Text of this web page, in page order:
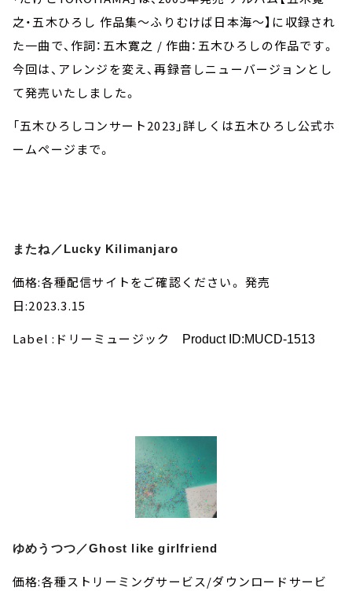
之・五木ひろし 作品集～ふりむけば日本海～】に収録され
た一曲で、作詞：五木寛之 / 作曲：五木ひろしの作品です。
今回は、アレンジを変え、再録音しニューバージョンとし
て発売いたしました。
「五木ひろしコンサート2023」詳しくは五木ひろし公式ホ
ームページまで。
またね／Lucky Kilimanjaro
価格:各種配信サイトをご確認ください。 発売
日:2023.3.15
Label :ドリーミュージック
Product ID:MUCD-1513
ゆめうつつ／Ghost like girlfriend
価格:各種ストリーミングサービス/ダウンロードサービ